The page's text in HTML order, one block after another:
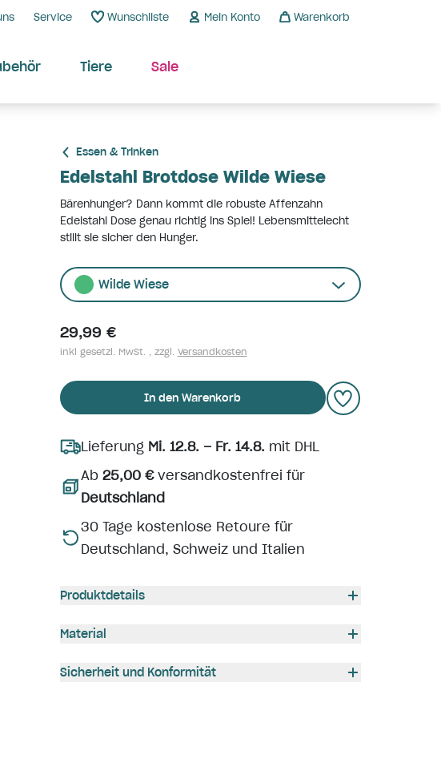
Service Wunschliste Mein Konto Warenkorb
Tiere Sale
Essen & Trinken
Edelstahl Brotdose Wilde Wiese
Bärenhunger? Dann kommt die robuste Affenzahn
Edelstahl Dose genau richtig ins Spiel! Lebensmittelecht
stillt sie sicher den Hunger.
Wilde Wiese
29,99 €
inkl gesetzl. MwSt. , zzgl. Versandkosten
In den Warenkorb
Lieferung Mi. 12.8. – Fr. 14.8.mit DHL
Ab 25,00 €versandkostenfrei für
Deutschland
30 Tage kostenlose Retoure für
Deutschland, Schweiz und Italien
Produktdetails
Material
Sicherheit und Konformität